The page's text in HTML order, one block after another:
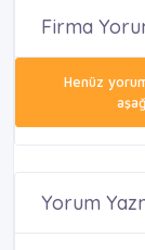
Firma
Henüz
Yorum